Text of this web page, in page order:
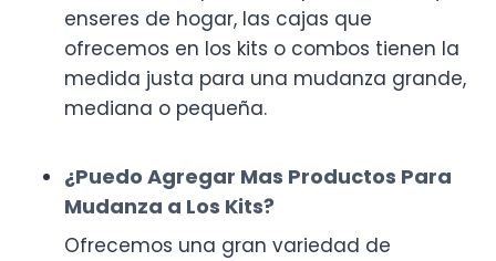
enseres de hogar, las cajas que
ofrecemos en los kits o combos tienen la
medida justa para una mudanza grande,
mediana o pequeña.
¿Puedo Agregar Mas Productos Para
Mudanza a Los Kits?
Ofrecemos una gran variedad de